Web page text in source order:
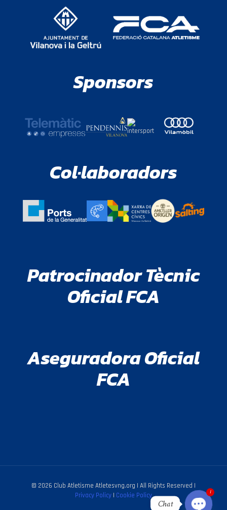
Sponsors
Col·laboradors
Patrocinador Tècnic
Oficial FCA
Aseguradora Oficial
FCA
© 2026 Club Atletisme Atletesvng.org | All Rights Reserved |
Privacy Policy | Cookie Policy Chat
O
p
e
n
c
h
a
t
y 1